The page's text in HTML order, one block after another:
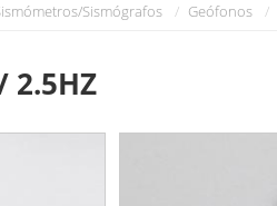
Sismógrafos Geófonos
2.5HZ